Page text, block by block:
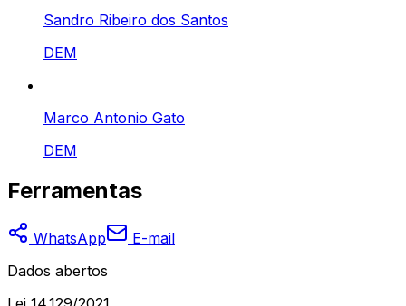
Sandro Ribeiro dos Santos
DEM
Marco Antonio Gato
DEM
Ferramentas
WhatsApp
E-mail
Dados abertos